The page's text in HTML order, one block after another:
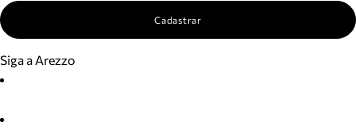
Cadastrar
Siga a Arezzo